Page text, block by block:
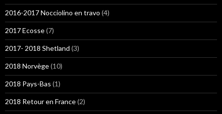
2016-2017 Nocciolino en travo (4)
2017 Ecosse(7)
2017- 2018 Shetland (3)
2018 Norvège(10)
2018 Pays-Bas (1)
2018 Retour en France(2)